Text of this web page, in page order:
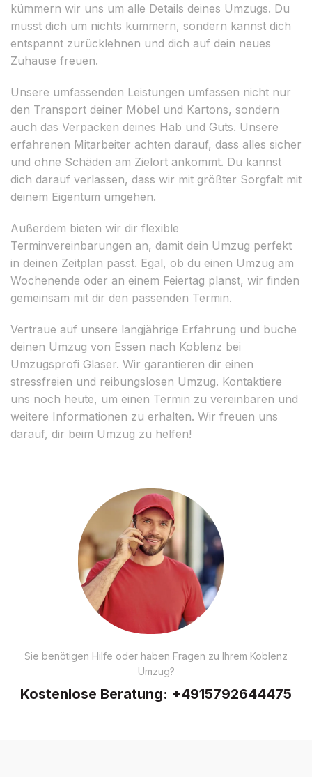
kümmern wir uns um alle Details deines Umzugs. Du
musst dich um nichts kümmern, sondern kannst dich
entspannt zurücklehnen und dich auf dein neues
Zuhause freuen.
Unsere umfassenden Leistungen umfassen nicht nur
den Transport deiner Möbel und Kartons, sondern
auch das Verpacken deines Hab und Guts. Unsere
erfahrenen Mitarbeiter achten darauf, dass alles sicher
und ohne Schäden am Zielort ankommt. Du kannst
dich darauf verlassen, dass wir mit größter Sorgfalt mit
deinem Eigentum umgehen.
Außerdem bieten wir dir flexible
Terminvereinbarungen an, damit dein Umzug perfekt
in deinen Zeitplan passt. Egal, ob du einen Umzug am
Wochenende oder an einem Feiertag planst, wir finden
gemeinsam mit dir den passenden Termin.
Vertraue auf unsere langjährige Erfahrung und buche
deinen Umzug von Essen nach Koblenz bei
Umzugsprofi Glaser. Wir garantieren dir einen
stressfreien und reibungslosen Umzug. Kontaktiere
uns noch heute, um einen Termin zu vereinbaren und
weitere Informationen zu erhalten. Wir freuen uns
darauf, dir beim Umzug zu helfen!
Sie benötigen Hilfe oder haben Fragen zu Ihrem Koblenz
Umzug?
Kostenlose Beratung: +4915792644475